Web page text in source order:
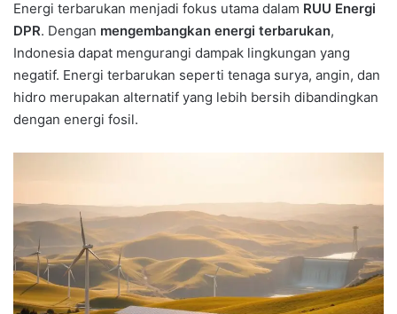
Energi terbarukan menjadi fokus utama dalam RUU Energi
DPR. Dengan mengembangkan energi terbarukan,
Indonesia dapat mengurangi dampak lingkungan yang
negatif. Energi terbarukan seperti tenaga surya, angin, dan
hidro merupakan alternatif yang lebih bersih dibandingkan
dengan energi fosil.